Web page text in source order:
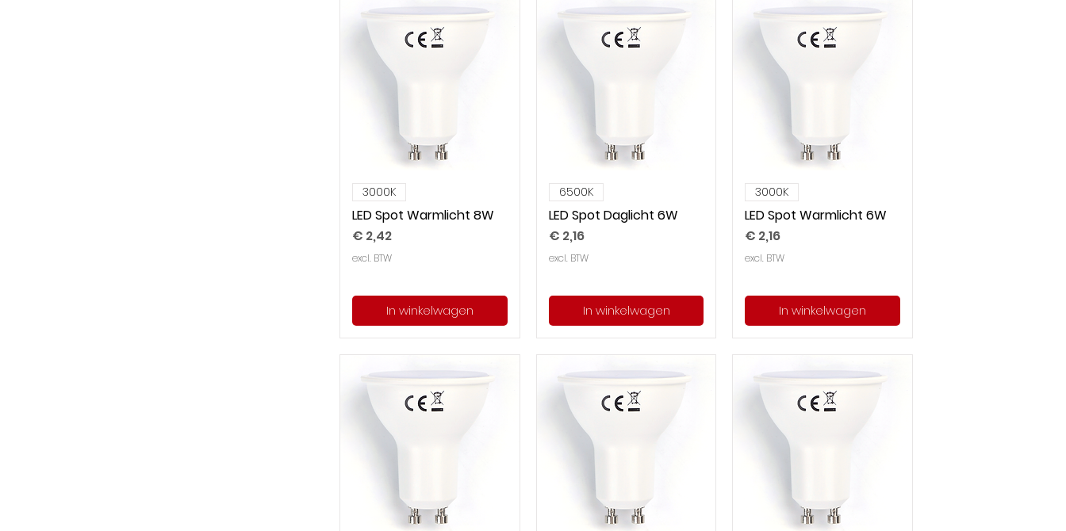
3000K
LED Spot Warmlicht 8W
Prijs
€ 2,42
excl. BTW
In winkelwagen
6500K
LED Spot Daglicht 6W
Prijs
€ 2,16
excl. BTW
In winkelwagen
3000K
LED Spot Warmlicht 6W
Prijs
€ 2,16
excl. BTW
In winkelwagen